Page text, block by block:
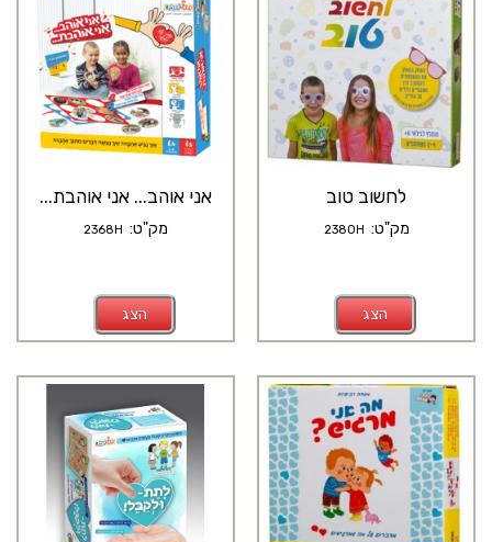
אני אוהב... אני אוהבת...
מק"ט: 2368H
הצג
לחשוב טוב
מק"ט: 2380H
הצג